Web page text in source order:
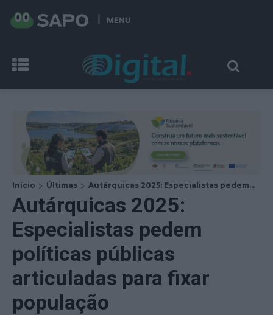
MENU
Início Últimas Autárquicas 2025: Especialistas pedem...
Autárquicas 2025:
Especialistas pedem
políticas públicas
articuladas para fixar
população